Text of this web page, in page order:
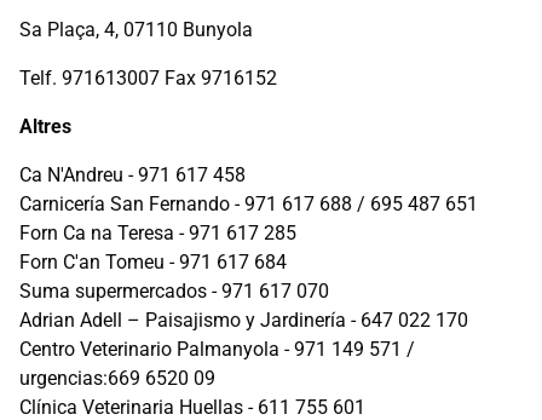
Sa Plaça, 4, 07110 Bunyola
Telf. 971613007 Fax 9716152
Altres
Ca N'Andreu - 971 617 458
Carnicería San Fernando - 971 617 688 / 695 487 651
Forn Ca na Teresa - 971 617 285
Forn C'an Tomeu - 971 617 684
Suma supermercados - 971 617 070
Adrian Adell – Paisajismo y Jardinería - 647 022 170
Centro Veterinario Palmanyola - 971 149 571 /
urgencias:669 6520 09
Clínica Veterinaria Huellas - 611 755 601